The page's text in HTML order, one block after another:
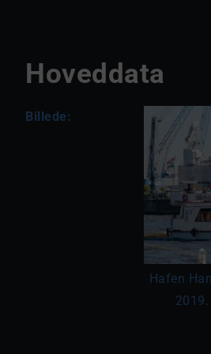
Hoveddata
Billede:
Hafen